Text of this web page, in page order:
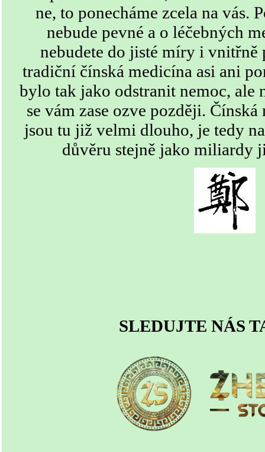
ne, to ponecháme zcela na vás.
nebude pevné a o léčebných
nebudete do jisté míry i vnitřně
tradiční čínská medicína asi ani
bylo tak jako odstranit nemoc, ale
se vám zase ozve později.
jsou tu již velmi dlouho, je tedy
důvěru stejně jako miliardy
SLEDUJTE NÁS